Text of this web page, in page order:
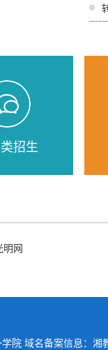
招生
明网
院 域名备案信息：